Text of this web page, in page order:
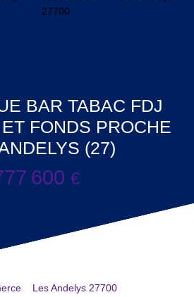
BAR TABAC FDJ
FONDS PROCHE
(27)
600 €
Les Andelys 27700